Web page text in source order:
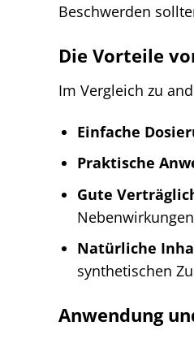
Beschwerden
Die Vorteile
Im Vergleich zu
Einfache
Praktische
Gute
Natürliche
synthetischen
Anwendung